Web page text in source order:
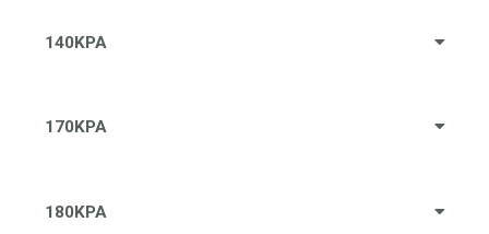
140KPA
170KPA
180KPA